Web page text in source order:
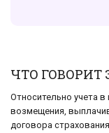
ЧТО ГОВОРИТ
Относительно учета в
возмещения,
договора